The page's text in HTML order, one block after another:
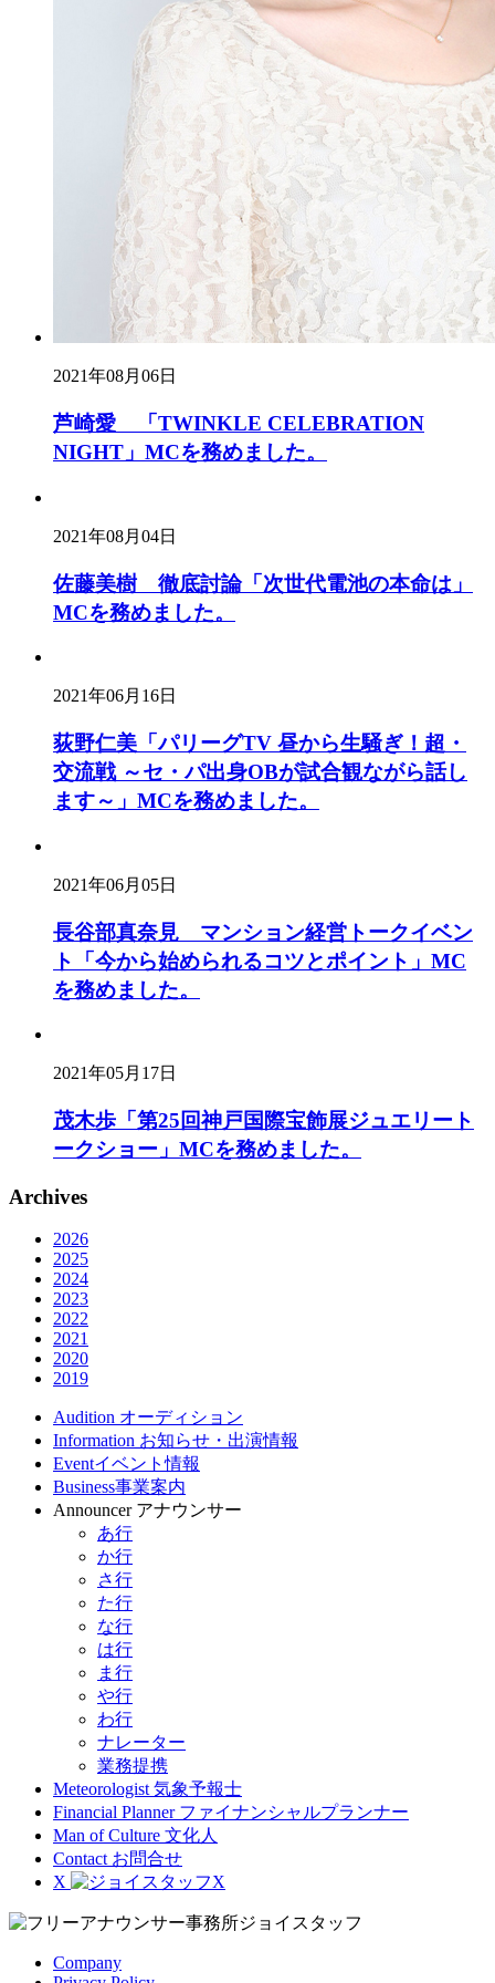
2021年08月06日
芦崎愛 「TWINKLE CELEBRATION
NIGHT」MCを務めました。
2021年08月04日
佐藤美樹 徹底討論「次世代電池の本命は」
MCを務めました。
2021年06月16日
荻野仁美「パリーグTV 昼から生騒ぎ！超・
交流戦 ～セ・パ出身OBが試合観ながら話し
ます～」MCを務めました。
2021年06月05日
長谷部真奈見 マンション経営トークイベン
ト「今から始められるコツとポイント」MC
を務めました。
2021年05月17日
茂木歩「第25回神戸国際宝飾展ジュエリート
ークショー」MCを務めました。
Archives
2026
2025
2024
2023
2022
2021
2020
2019
Audition オーディション
Information お知らせ・出演情報
Eventイベント情報
Business事業案内
Announcer アナウンサー
あ行
か行
さ行
た行
な行
は行
ま行
や行
わ行
ナレーター
業務提携
Meteorologist 気象予報士
Financial Planner ファイナンシャルプランナー
Man of Culture 文化人
Contact お問合せ
X
Company